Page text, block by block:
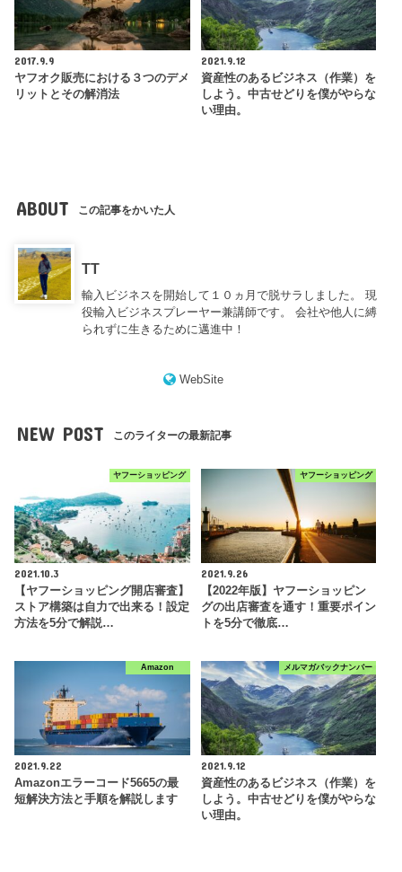
2017.9.9
ヤフオク販売における３つのデメ
リットとその解消法
2021.9.12
資産性のあるビジネス（作業）を
しよう。中古せどりを僕がやらな
い理由。
ABOUT この記事をかいた人
TT
輸入ビジネスを開始して１０ヵ月で脱サラしました。 現
役輸入ビジネスプレーヤー兼講師です。 会社や他人に縛
られずに生きるために邁進中！
WebSite
NEW POST このライターの最新記事
ヤフーショッピング
2021.10.3
【ヤフーショッピング開店審査】
ストア構築は自力で出来る！設定
方法を5分で解説…
ヤフーショッピング
2021.9.26
【2022年版】ヤフーショッピン
グの出店審査を通す！重要ポイン
トを5分で徹底…
Amazon
2021.9.22
Amazonエラーコード5665の最
短解決方法と手順を解説します
メルマガバックナンバー
2021.9.12
資産性のあるビジネス（作業）を
しよう。中古せどりを僕がやらな
い理由。